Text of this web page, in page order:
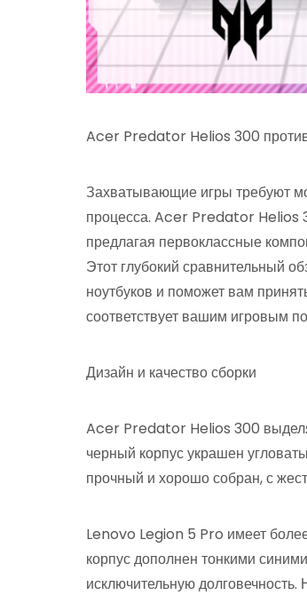
Acer Predator Helios 300
Захватывающие игры требуют
процесса. Acer Predator Helios
предлагая первоклассные
Этот глубокий сравнительный
ноутбуков и поможет вам
соответствует вашим игровым
Дизайн и качество сборки
Acer Predator Helios 300
черный корпус украшен
прочный и хорошо собран, с
Lenovo Legion 5 Pro имеет
корпус дополнен тонкими
исключительную